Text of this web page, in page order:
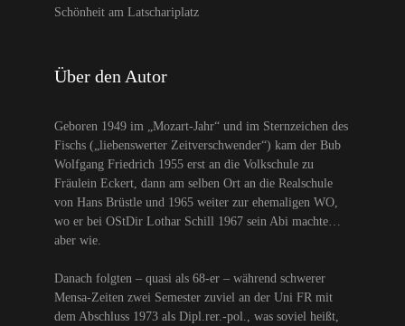
Schönheit am Latschariplatz
Über den Autor
Geboren 1949 im „Mozart-Jahr“ und im Sternzeichen des
Fischs („liebenswerter Zeitverschwender“) kam der Bub
Wolfgang Friedrich 1955 erst an die Volkschule zu
Fräulein Eckert, dann am selben Ort an die Realschule
von Hans Brüstle und 1965 weiter zur ehemaligen WO,
wo er bei OStDir Lothar Schill 1967 sein Abi machte…
aber wie.
Danach folgten – quasi als 68-er – während schwerer
Mensa-Zeiten zwei Semester zuviel an der Uni FR mit
dem Abschluss 1973 als Dipl.rer.-pol., was soviel heißt,